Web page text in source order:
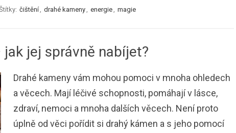
čištění, drahé kameny, energie, magie
jak jej správně nabíjet?
Drahé kameny vám mohou pomoci v mnoha ohledech
a věcech. Mají léčivé schopnosti, pomáhají v lásce,
zdraví, nemoci a mnoha dalších věcech. Není proto
úplně od věci pořídit si drahý kámen a s jeho pomocí